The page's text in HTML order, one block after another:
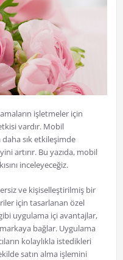
işletmeler için
vardır. Mobil
sık etkileşimde
artırır. Bu yazıda, mobil
inceleyeceğiz.
ve kişiselleştirilmiş bir
için tasarlanan özel
uygulama içi avantajlar,
bağlar. Uygulama
kolaylıkla istedikleri
satın alma işlemini